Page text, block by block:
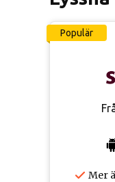
Populär
Mer